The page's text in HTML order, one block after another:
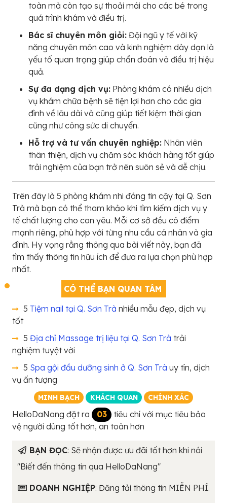
toàn mà còn tạo sự thoải mái cho các bé trong
quá trình khám và điều trị.
Bác sĩ chuyên môn giỏi: Đội ngũ y tế với kỹ
năng chuyên môn cao và kinh nghiệm dày dạn là
yếu tố quan trọng giúp chẩn đoán và điều trị hiệu
quả.
Sự đa dạng dịch vụ: Phòng khám có nhiều dịch
vụ khám chữa bệnh sẽ tiện lợi hơn cho các gia
đình về lâu dài và cũng giúp tiết kiệm thời gian
cũng như công sức di chuyển.
Hỗ trợ và tư vấn chuyên nghiệp: Nhân viên
thân thiện, dịch vụ chăm sóc khách hàng tốt giúp
trải nghiệm của bạn trở nên suôn sẻ và dễ chịu.
Trên đây là 5 phòng khám nhi đáng tin cậy tại Q. Sơn
Trà mà bạn có thể tham khảo khi tìm kiếm dịch vụ y
tế chất lượng cho con yêu. Mỗi cơ sở đều có điểm
mạnh riêng, phù hợp với từng nhu cầu cá nhân và gia
đình. Hy vọng rằng thông qua bài viết này, bạn đã
tìm thấy thông tin hữu ích để đưa ra lựa chọn phù hợp
nhất.
CÓ THỂ BẠN QUAN TÂM
5 Tiệm nail tại Q. Sơn Trà nhiều mẫu đẹp, dịch vụ
tốt
5 Địa chỉ Massage trị liệu tại Q. Sơn Trà trải
nghiệm tuyệt vời
5 Spa gội đầu dưỡng sinh ở Q. Sơn Trà uy tín, dịch
vụ ấn tượng
MINH BẠCH KHÁCH QUAN CHÍNH XÁC
HelloDaNang đặt ra 03
tiêu chí với mục tiêu bảo
vệ người dùng tốt hơn, an toàn hơn
BẠN ĐỌC: Sẽ nhận được ưu đãi tốt hơn khi nói
"Biết đến thông tin qua HelloDaNang"
DOANH NGHIỆP: Đăng tải thông tin MIỄN PHÍ.